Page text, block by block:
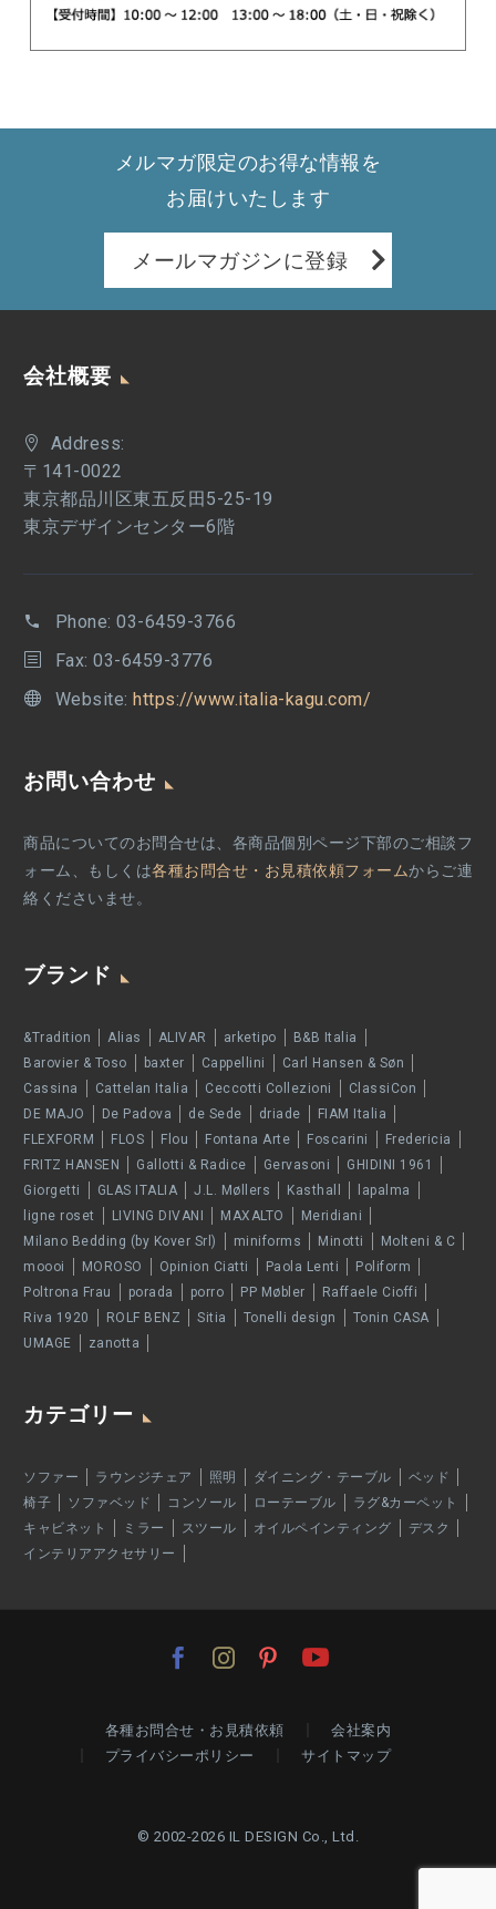
メルマガ限定のお得な情報を
お届けいたします
メールマガジンに登録
会社概要
Address:
〒141-0022
東京都品川区東五反田5-25-19
東京デザインセンター6階
Phone: 03-6459-3766
Fax: 03-6459-3776
Website: https://www.italia-kagu.com/
お問い合わせ
商品についてのお問合せは、各商品個別ページ下部のご相談フ
ォーム、もしくは各種お問合せ・お見積依頼フォームからご連
絡くださいませ。
ブランド
&Tradition Alias ALIVAR arketipo
B&B Italia
Barovier & Toso
baxter Cappellini
Carl Hansen & Søn
Cassina
Cattelan Italia Ceccotti Collezioni
ClassiCon
DE MAJO
De Padova de Sede driade
FIAM Italia
FLEXFORM
FLOS Flou Fontana Arte Foscarini
Fredericia
FRITZ HANSEN
Gallotti & Radice Gervasoni
GHIDINI 1961
Giorgetti
GLAS ITALIA J.L. Møllers Kasthall
lapalma
ligne roset
LIVING DIVANI MAXALTO
Meridiani
Milano Bedding (by Kover Srl)
miniforms Minotti
Molteni & C
moooi
MOROSO Opinion Ciatti Paola Lenti
Poliform
Poltrona Frau
porada porro PP Møbler
Raffaele Cioffi
Riva 1920
ROLF BENZ Sitia Tonelli design
Tonin CASA
UMAGE
zanotta
カテゴリー
ソファー ラウンジチェア 照明 ダイニング・テーブル
ベッド
椅子
ソファベッド コンソール ローテーブル
ラグ&カーペット
キャビネット
ミラー スツール オイルペインティング
デスク
インテリアアクセサリー
各種お問合せ・お見積依頼
会社案内
プライバシーポリシー
サイトマップ
© 2002-2026 IL DESIGN Co., Ltd.